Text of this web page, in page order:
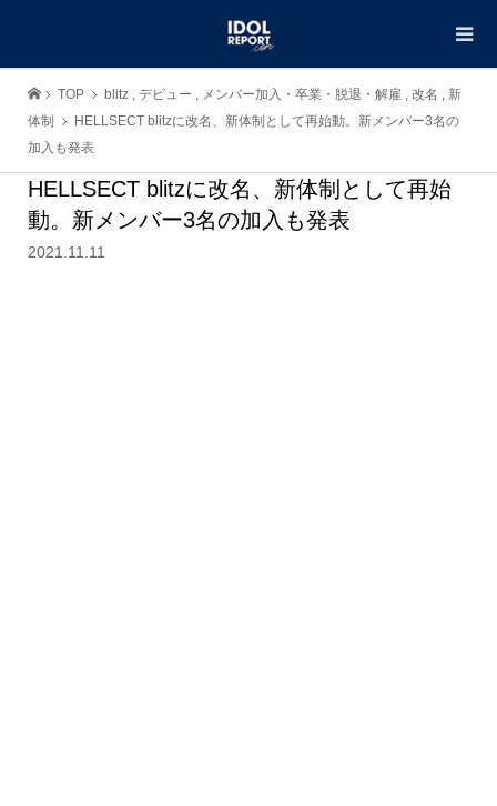
TOP blitz , デビュー , メンバー加入・卒業・脱退・解雇 , 改名 , 新
体制
HELLSECT blitzに改名、新体制として再始動。新メンバー3名の
加入も発表
HELLSECT blitzに改名、新体制として再始
動。新メンバー3名の加入も発表
2021.11.11